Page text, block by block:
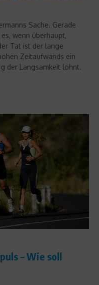
Sache. Gerade
wenn überhaupt,
Tat ist der lange
Zeitaufwands ein
der Langsamkeit lohnt.
– Wie soll